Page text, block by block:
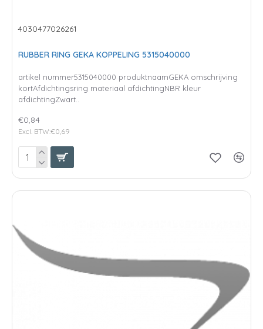
4030477026261
RUBBER RING GEKA KOPPELING 5315040000
artikel nummer5315040000 produktnaamGEKA omschrijving
kortAfdichtingsring materiaal afdichtingNBR kleur
afdichtingZwart..
€0,84
Excl. BTW:€0,69